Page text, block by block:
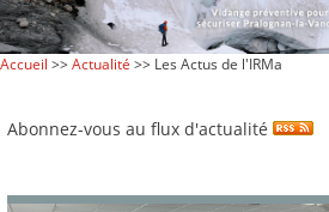
Accueil >>Actualité >> Les Actus de l'IRMa
Abonnez-vous au flux d'actualité